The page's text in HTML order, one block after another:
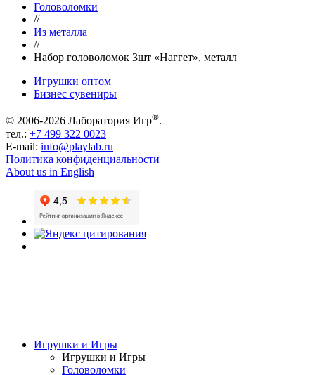
Головоломки
//
Из металла
//
Набор головоломок 3шт «Наггет», металл
Игрушки оптом
Бизнес сувениры
© 2006-2026 Лаборатория Игр®.
тел.: +7 499 322 0023
E-mail: info@playlab.ru
Политика конфиденциальности
About us in English
Игрушки и Игры
Игрушки и Игры
Головоломки